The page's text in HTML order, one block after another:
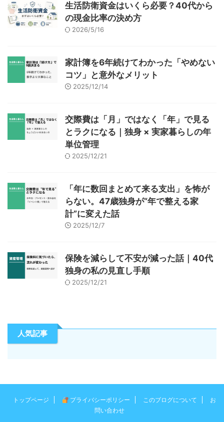
生活防衛資金はいくら必要？40代から
の現金比率の決め方
2026/5/16
家計簿を6年続けてわかった「やめない
コツ」と意外なメリット
2025/12/14
交際費は「月」ではなく「年」で見る
とラクになる｜独身 × 実家暮らしの年
単位管理
2025/12/21
「年に数回まとめて来る支出」を怖が
らない。47歳独身が“年で整える家
計”に変えた話
2025/12/7
保険を減らして不安が減った話｜40代
独身の私の見直し手順
2025/12/21
人気記事
トップページ プライバシーポリシー このブログについて
お
問い合わせ